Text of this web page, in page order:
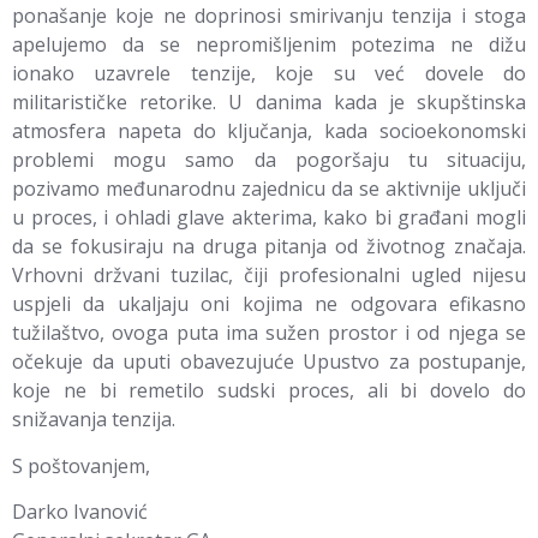
ponašanje koje ne doprinosi smirivanju tenzija i stoga
apelujemo da se nepromišljenim potezima ne dižu
ionako uzavrele tenzije, koje su već dovele do
militarističke retorike. U danima kada je skupštinska
atmosfera napeta do ključanja, kada socioekonomski
problemi mogu samo da pogoršaju tu situaciju,
pozivamo međunarodnu zajednicu da se aktivnije uključi
u proces, i ohladi glave akterima, kako bi građani mogli
da se fokusiraju na druga pitanja od životnog značaja.
Vrhovni držvani tuzilac, čiji profesionalni ugled nijesu
uspjeli da ukaljaju oni kojima ne odgovara efikasno
tužilaštvo, ovoga puta ima sužen prostor i od njega se
očekuje da uputi obavezujuće Upustvo za postupanje,
koje ne bi remetilo sudski proces, ali bi dovelo do
snižavanja tenzija.
S poštovanjem,
Darko Ivanović